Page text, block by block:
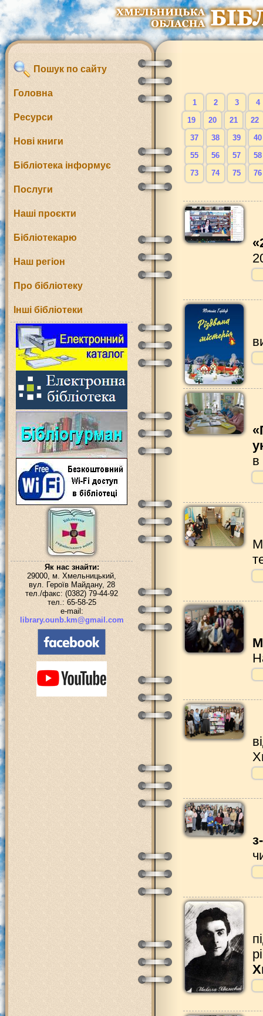
Пошук по сайту
Головна
Ресурси
Нові книги
Бібліотека інформує
Послуги
Наші проєкти
Бібліотекарю
Наш регіон
Про бібліотеку
Інші бібліотеки
Як нас знайти:
29000, м. Хмельницький,
вул. Героїв Майдану, 28
тел./факс: (0382) 79-44-92
тел.: 65-58-25
e-mail:
library.ounb.km@gmail.com
1 2 3
4
19
20 21
22
37
38 39
40
55
56 57
58
73
74 75 76
в